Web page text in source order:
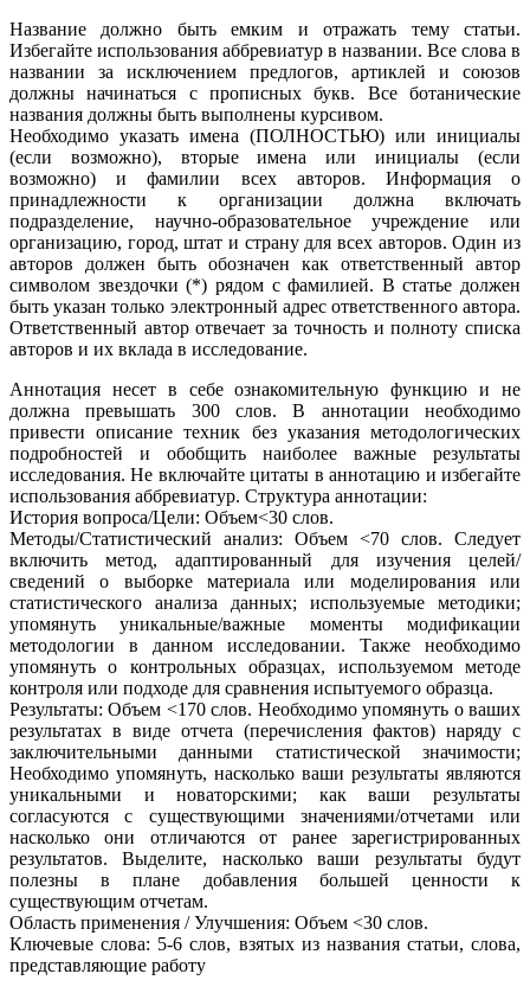
Название должно быть емким и отражать тему статьи.
Избегайте использования аббревиатур в названии. Все слова в
названии за исключением предлогов, артиклей и союзов
должны начинаться с прописных букв. Все ботанические
названия должны быть выполнены курсивом.
Необходимо указать имена (ПОЛНОСТЬЮ) или инициалы
(если возможно), вторые имена или инициалы (если
возможно) и фамилии всех авторов. Информация о
принадлежности к организации должна включать
подразделение, научно-образовательное учреждение или
организацию, город, штат и страну для всех авторов. Один из
авторов должен быть обозначен как ответственный автор
символом звездочки (*) рядом с фамилией. В статье должен
быть указан только электронный адрес ответственного автора.
Ответственный автор отвечает за точность и полноту списка
авторов и их вклада в исследование.
Аннотация несет в себе ознакомительную функцию и не
должна превышать 300 слов. В аннотации необходимо
привести описание техник без указания методологических
подробностей и обобщить наиболее важные результаты
исследования. Не включайте цитаты в аннотацию и избегайте
использования аббревиатур. Структура аннотации:
История вопроса/Цели: Объем<30 слов.
Методы/Статистический анализ: Объем <70 слов. Следует
включить метод, адаптированный для изучения целей/
сведений о выборке материала или моделирования или
статистического анализа данных; используемые методики;
упомянуть уникальные/важные моменты модификации
методологии в данном исследовании. Также необходимо
упомянуть о контрольных образцах, используемом методе
контроля или подходе для сравнения испытуемого образца.
Результаты: Объем <170 слов. Необходимо упомянуть о ваших
результатах в виде отчета (перечисления фактов) наряду с
заключительными данными статистической значимости;
Необходимо упомянуть, насколько ваши результаты являются
уникальными и новаторскими; как ваши результаты
согласуются с существующими значениями/отчетами или
насколько они отличаются от ранее зарегистрированных
результатов. Выделите, насколько ваши результаты будут
полезны в плане добавления большей ценности к
существующим отчетам.
Область применения / Улучшения: Объем <30 слов.
Ключевые слова: 5-6 слов, взятых из названия статьи, слова,
представляющие работу